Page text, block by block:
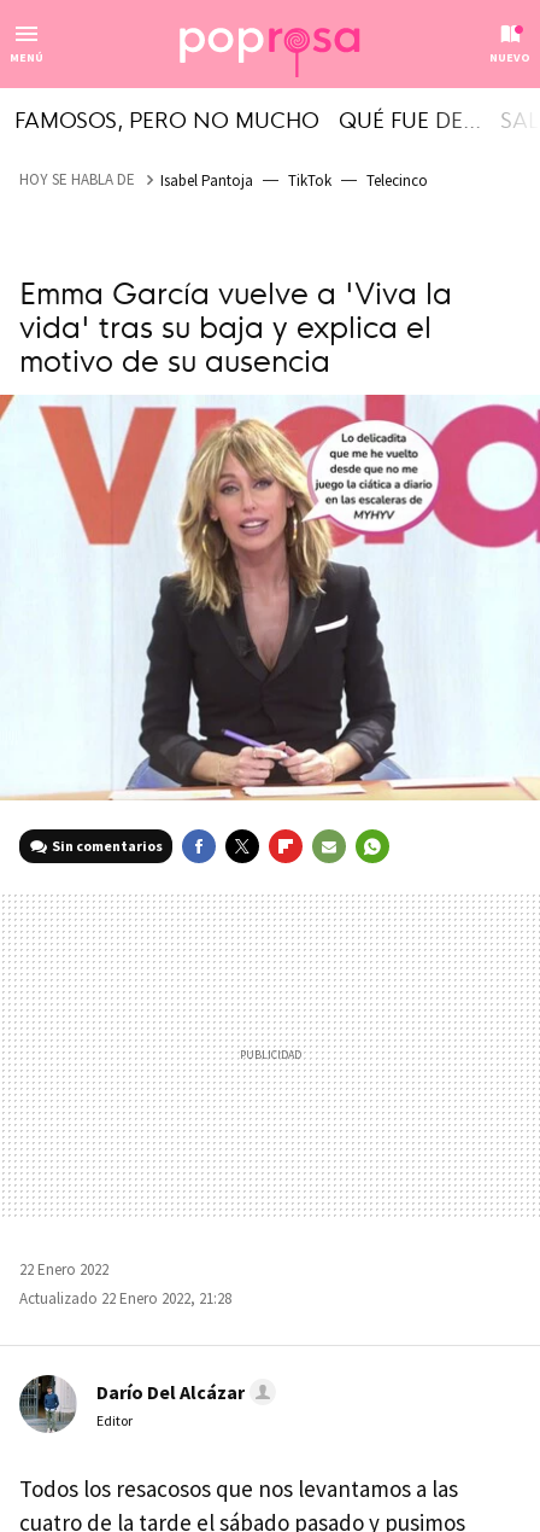
MENÚ NUEVO
FAMOSOS, PERO NO MUCHO QUÉ FUE DE...
HOY SE HABLA DE Isabel Pantoja TikTok Telecinco
Emma García vuelve a 'Viva la
vida' tras su baja y explica el
motivo de su ausencia
Sin comentarios
MAIL
22 Enero 2022
Actualizado 22 Enero 2022, 21:28
Darío Del Alcázar
Editor
Todos los resacosos que nos levantamos a las
cuatro de la tarde el sábado pasado y pusimos